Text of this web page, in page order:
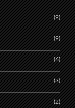
(9)
(9)
(6)
(3)
(2)